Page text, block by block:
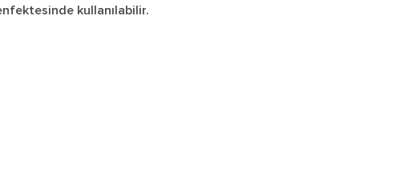
kullanılabilir.